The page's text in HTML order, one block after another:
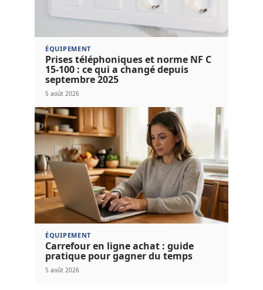
ÉQUIPEMENT
Prises téléphoniques et norme NF C
15-100 : ce qui a changé depuis
septembre 2025
5 août 2026
ÉQUIPEMENT
Carrefour en ligne achat : guide
pratique pour gagner du temps
5 août 2026